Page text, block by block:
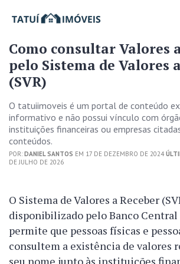
Como consultar Valores
pelo Sistema de Valores
(SVR)
O tatuiimoveis é um portal de conteúdo
informativo e não possui vínculo com
instituições financeiras ou empresas
conteúdos.
POR: DANIEL SANTOS EM 17 DE DEZEMBRO DE 2024
DE JULHO DE 2026
O Sistema de Valores a Receber
disponibilizado pelo Banco Central
permite que pessoas físicas e
consultem a existência de valores
seu nome junto às instituições